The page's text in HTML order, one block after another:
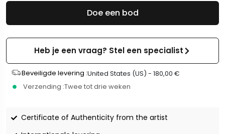
Doe een bod
Heb je een vraag? Stel een specialist
Beveiligde levering :United States (US) - 180,00 €
Verzending :Twee tot drie weken
Certificate of Authenticity from the artist